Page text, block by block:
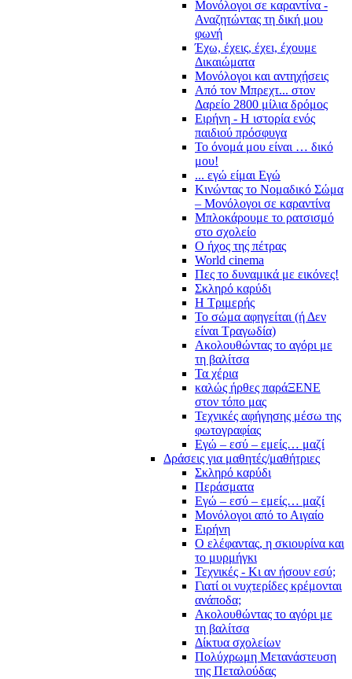
Μονόλογοι σε καραντίνα -
Αναζητώντας τη δική μου
φωνή
Έχω, έχεις, έχει, έχουμε
Δικαιώματα
Μονόλογοι και αντηχήσεις
Από τον Μπρεχτ... στον
Δαρείο 2800 μίλια δρόμος
Ειρήνη - Η ιστορία ενός
παιδιού πρόσφυγα
Το όνομά μου είναι … δικό
μου!
... εγώ είμαι Εγώ
Κινώντας το Νομαδικό Σώμα
– Μονόλογοι σε καραντίνα
Μπλοκάρουμε το ρατσισμό
στο σχολείο
Ο ήχος της πέτρας
World cinema
Πες το δυναμικά με εικόνες!
Σκληρό καρύδι
Η Τριμερής
Το σώμα αφηγείται (ή Δεν
είναι Τραγωδία)
Ακολουθώντας το αγόρι με
τη βαλίτσα
Τα χέρια
καλώς ήρθες παράΞΕΝΕ
στον τόπο μας
Τεχνικές αφήγησης μέσω της
φωτογραφίας
Εγώ – εσύ – εμείς… μαζί
Δράσεις για μαθητές/μαθήτριες
Σκληρό καρύδι
Περάσματα
Εγώ – εσύ – εμείς… μαζί
Μονόλογοι από το Αιγαίο
Ειρήνη
Ο ελέφαντας, η σκιουρίνα και
το μυρμήγκι
Τεχνικές - Κι αν ήσουν εσύ;
Γιατί οι νυχτερίδες κρέμονται
ανάποδα;
Ακολουθώντας το αγόρι με
τη βαλίτσα
Δίκτυα σχολείων
Πολύχρωμη Μετανάστευση
της Πεταλούδας